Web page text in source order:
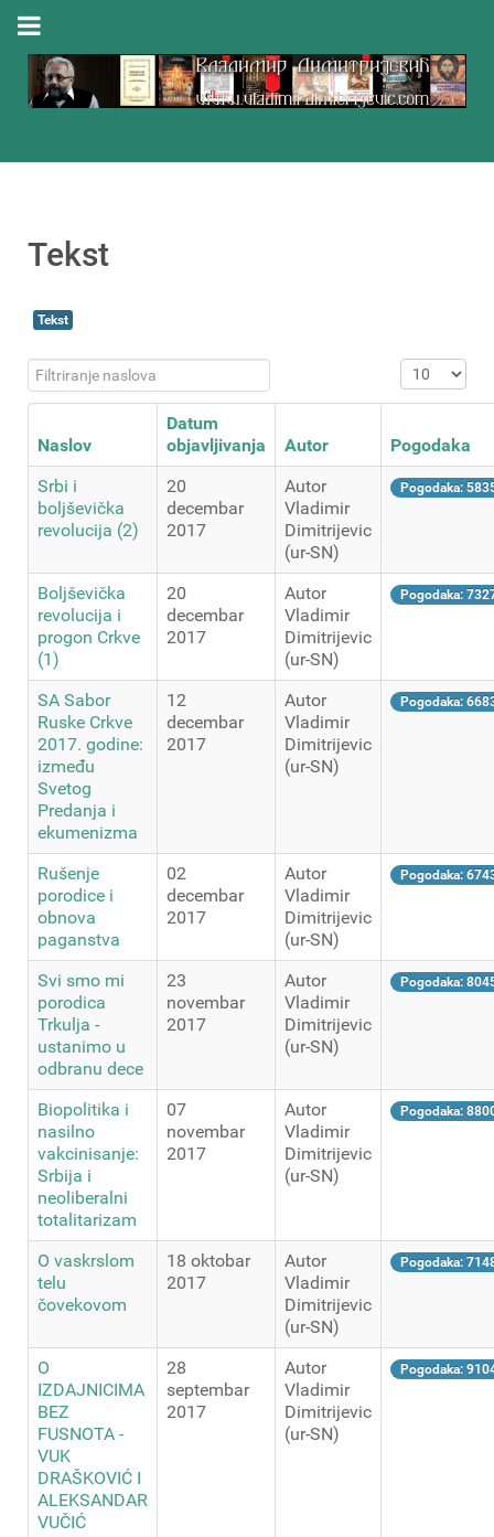
Tekst
Tekst
Filtriranje naslova Prikaz #
Naslov
Datum
objavljivanja
Autor
Pogodaka
Srbi i
boljševička
revolucija (2)
20
decembar
2017
Autor
Vladimir
Dimitrijevic
(ur-SN)
Pogodaka:
Boljševička
revolucija i
progon Crkve
(1)
20
decembar
2017
Autor
Vladimir
Dimitrijevic
(ur-SN)
Pogodaka:
SA Sabor
Ruske Crkve
2017. godine:
između
Svetog
Predanja i
ekumenizma
12
decembar
2017
Autor
Vladimir
Dimitrijevic
(ur-SN)
Pogodaka:
Rušenje
porodice i
obnova
paganstva
02
decembar
2017
Autor
Vladimir
Dimitrijevic
(ur-SN)
Pogodaka:
Svi smo mi
porodica
Trkulja -
ustanimo u
odbranu dece
23
novembar
2017
Autor
Vladimir
Dimitrijevic
(ur-SN)
Pogodaka:
Biopolitika i
nasilno
vakcinisanje:
Srbija i
neoliberalni
totalitarizam
07
novembar
2017
Autor
Vladimir
Dimitrijevic
(ur-SN)
Pogodaka:
O vaskrslom
telu
čovekovom
18 oktobar
2017
Autor
Vladimir
Dimitrijevic
(ur-SN)
Pogodaka:
O
IZDAJNICIMA
BEZ
FUSNOTA -
VUK
DRAŠKOVIĆ I
ALEKSANDAR
VUČIĆ
28
septembar
2017
Autor
Vladimir
Dimitrijevic
(ur-SN)
Pogodaka: